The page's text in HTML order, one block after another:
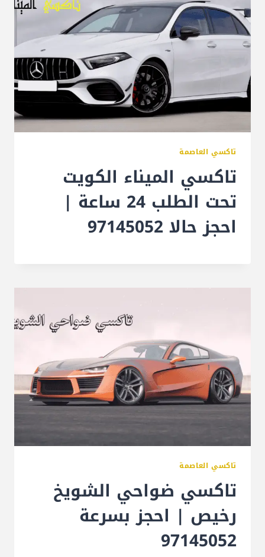
تاكسي العاصمة
تاكسي الميناء الكويت
تحت الطلب 24 ساعة |
احجز حالا 97145052
تاكسي العاصمة
تاكسي ضواحي الشويخ
رخيص | احجز بسرعة
97145052